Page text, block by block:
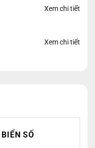
Xem chi tiết
Xem chi tiết
SỐ